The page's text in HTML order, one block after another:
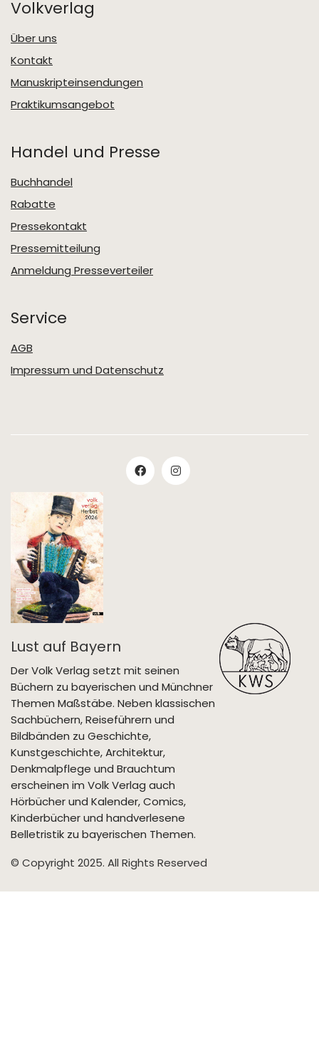
Volkverlag
Über uns
Kontakt
Manuskripteinsendungen
Praktikumsangebot
Handel und Presse
Buchhandel
Rabatte
Pressekontakt
Pressemitteilung
Anmeldung Presseverteiler
Service
AGB
Impressum und Datenschutz
Lust auf Bayern
Der Volk Verlag setzt mit seinen
Büchern zu bayerischen und Münchner
Themen Maßstäbe. Neben klassischen
Sachbüchern, Reiseführern und
Bildbänden zu Geschichte,
Kunstgeschichte, Architektur,
Denkmalpflege und Brauchtum
erscheinen im Volk Verlag auch
Hörbücher und Kalender, Comics,
Kinderbücher und handverlesene
Belletristik zu bayerischen Themen.
© Copyright 2025. All Rights Reserved